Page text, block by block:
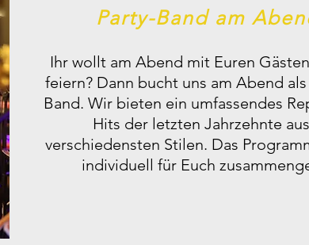
Party-Band am
Ihr wollt am Abend mit Euren
feiern? Dann bucht uns am Abend
Band. Wir bieten ein umfassendes
Hits der letzten Jahrzehnte
verschiedensten Stilen. Das
individuell für Euch